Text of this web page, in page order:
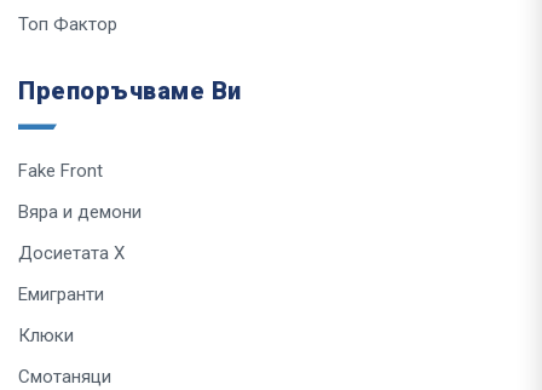
Топ Фактор
Препоръчваме Ви
Fake Front
Вяра и демони
Досиетата Х
Емигранти
Клюки
Смотаняци